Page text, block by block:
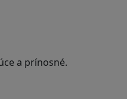
a prínosné.